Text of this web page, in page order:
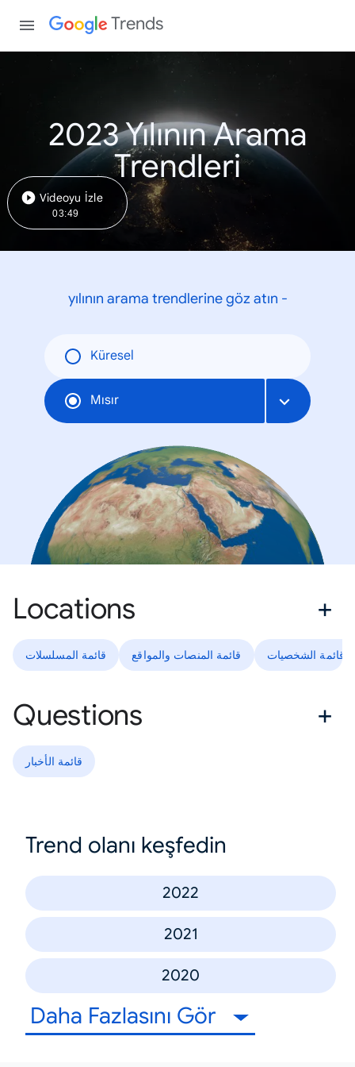
Trends
2023 Yılının Arama
Trendleri
Videoyu İzle
03:49
yılının arama trendlerine göz atın -
Küresel
Mısır
Locations
قائمة المسلسلات قائمة المنصات والمواقع قائمة الشخصيات
Questions
قائمة الأخبار
Trend olanı keşfedin
2022
2021
2020
Daha Fazlasını Gör